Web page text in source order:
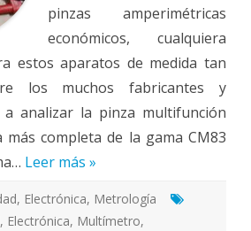
pinzas amperimétricas
económicos, cualquiera
estos aparatos de medida tan
los muchos fabricantes y
analizar la pinza multifunción
más completa de la gama CM83
Leer más »
, Electrónica, Metrología
, Electrónica, Multímetro,